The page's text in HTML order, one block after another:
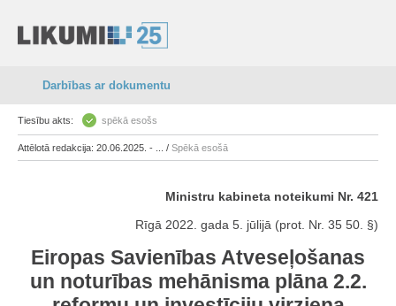
Darbības ar dokumentu
Tiesību akts: spēkā esošs
Attēlotā redakcija: 20.06.2025. - ... / Spēkā esošā
Ministru kabineta noteikumi Nr. 421
Rīgā 2022. gada 5. jūlijā (prot. Nr. 35 50. §)
Eiropas Savienības Atveseļošanas
un noturības mehānisma plāna 2.2.